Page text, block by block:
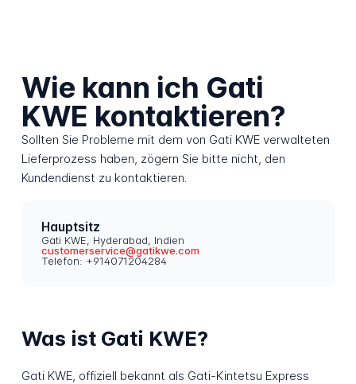
Wie kann ich Gati
KWE kontaktieren?
Sollten Sie Probleme mit dem von Gati KWE verwalteten
Lieferprozess haben, zögern Sie bitte nicht, den
Kundendienst zu kontaktieren.
Hauptsitz
Gati KWE, Hyderabad, Indien
customerservice@gatikwe.com
Telefon: +914071204284
Was ist Gati KWE?
Gati KWE, offiziell bekannt als Gati-Kintetsu Express